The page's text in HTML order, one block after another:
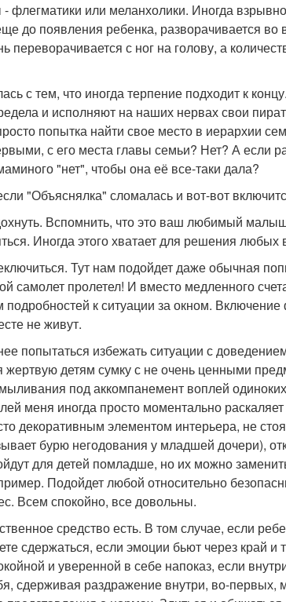
флегматики или меланхолики. Иногда
до появления ребенка, разворачивается во
переворачивается с ног на голову, а
с тем, что иногда терпение подходит к
и исполняют на наших нервах свои
попытка найти свое место в иерархии
с его места главы семьи? Нет? А если
"нет", чтобы она её все-таки дала?
"Объяснялка" сломалась и вот-вот
Вспомнить, что это ваш любимый
Иногда этого хватает для решения любых
Тут нам подойдет даже обычная
самолет пролетел! И вместо медленного
к ситуации за окном.
не живут.
попытаться избежать ситуации с
жертвую детям сумку с не очень ценными
под аккомпанемент воплей
меня иногда просто моментально
декоративным элементом интерьера, не
бурю негодования у младшей дочери),
для детей помладше, но их можно
Подойдет любой относительно
Всем спокойно, все довольны.
средство есть. В том случае, если
сдержаться, если эмоции бьют через край и
и уверенной в себе напоказ, если
сдерживая раздражение внутри, во-первых,